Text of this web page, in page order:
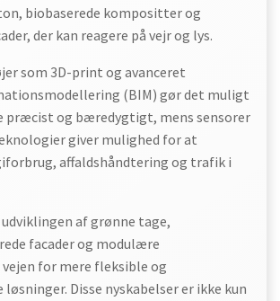
biobaserede kompositter og
der kan reagere på vejr og lys.
som 3D-print og avanceret
(BIM) gør det muligt
præcist og bæredygtigt, mens sensorer
giver mulighed for at
affaldshåndtering og trafik i
af grønne tage,
facader og modulære
for mere fleksible og
Disse nyskabelser er ikke kun